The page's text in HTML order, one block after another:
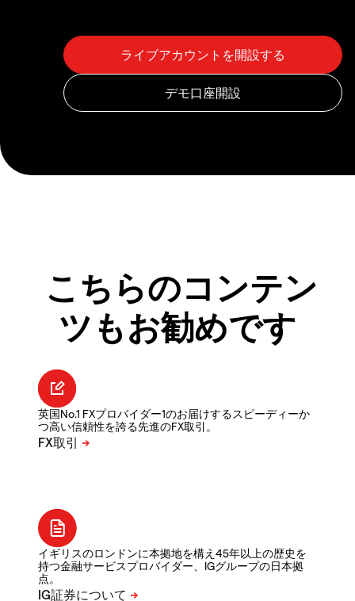
こちらのコンテン
ツもお勧めです
英国No.1 FXプロバイダー1のお届けするスピーディーか
つ高い信頼性を誇る先進のFX取引。
イギリスのロンドンに本拠地を構え45年以上の歴史を
持つ金融サービスプロバイダー、IGグループの日本拠
点。